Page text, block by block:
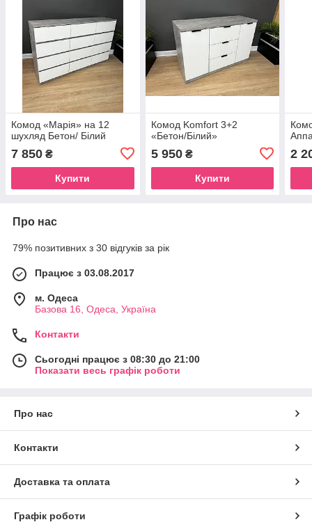
Комод «Марія» на 12
шухляд Бетон/ Білий
7 850 ₴
Купити
Комод Komfort 3+2
«Бетон/Білий»
5 950₴
Купити
2
Про нас
79% позитивних з 30 відгуків за рік
Працює з 03.08.2017
м. Одеса
Базова 16, Одеса, Україна
Контакти
Сьогодні працює з 08:30 до 21:00
Показати весь графік роботи
Про нас
Контакти
Доставка та оплата
Графік роботи